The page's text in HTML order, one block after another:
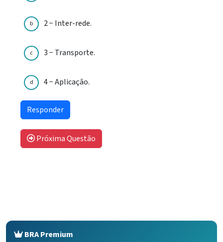
b 2 − Inter-rede.
c 3 − Transporte.
d 4 − Aplicação.
Próxima Questão
BRA Premium